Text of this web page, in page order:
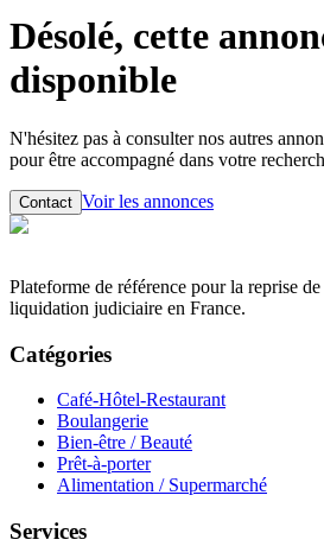
Désolé, cette
disponible
N'hésitez pas à consulter nos autres
pour être accompagné dans votre
Contact Voir les annonces
Plateforme de référence pour la reprise
liquidation judiciaire en France.
Catégories
Café-Hôtel-Restaurant
Boulangerie
Bien-être / Beauté
Prêt-à-porter
Alimentation / Supermarché
Services